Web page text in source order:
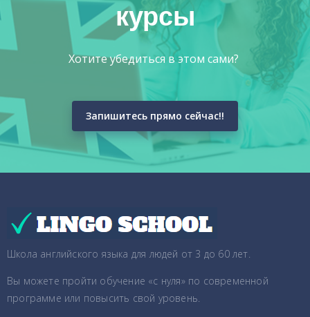
курсы
Хотите убедиться в этом сами?
Запишитесь прямо сейчас!!
Школа английского языка для людей от 3 до 60 лет.
Вы можете пройти обучение «с нуля» по современной
программе или повысить свой уровень.